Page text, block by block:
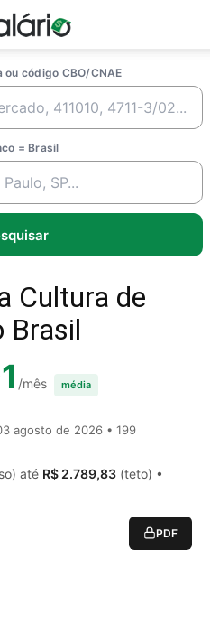
código CBO/CNAE
= Brasil
Cultura de
Brasil
/mês média
agosto de 2026 • 199
até R$ 2.789,83 (teto) •
PDF